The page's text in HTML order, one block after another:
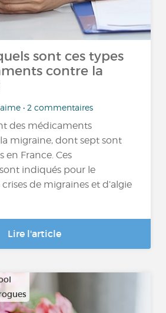
sont ces types
contre la
• 2 commentaires
des médicaments
migraine, dont sept sont
en France. Ces
indiqués pour le
de migraines et d’algie
Lire l'article